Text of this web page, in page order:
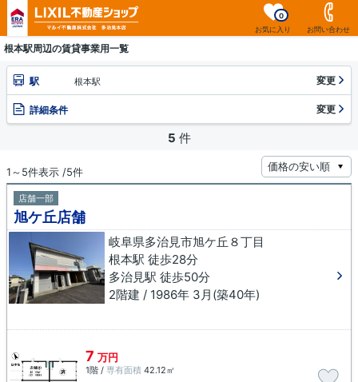
お気に入り
0
お問い合わせ
根本駅周辺の賃貸事業用一覧
駅 根本駅 変更
詳細条件 変更
5 件
1～5件表示 /5件
店舗一部
旭ケ丘店舗
岐阜県多治見市旭ケ丘８丁目
根本駅 徒歩28分
多治見駅 徒歩50分
2階建 / 1986年 3月(築40年)
7 万円
1階 / 専有面積 42.12㎡